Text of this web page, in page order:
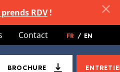
Contact FR / EN
BROCHURE
prends RDV!